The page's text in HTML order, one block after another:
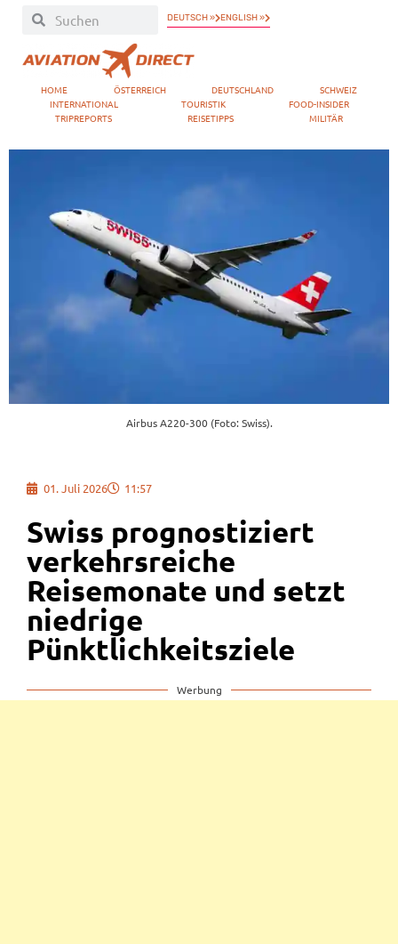
DEUTSCH » ENGLISH »
HOME ÖSTERREICH DEUTSCHLAND
SCHWEIZ
INTERNATIONAL
TOURISTIK
FOOD-INSIDER
TRIPREPORTS
REISETIPPS MILITÄR
Airbus A220-300 (Foto: Swiss).
01. Juli 2026 11:57
Swiss prognostiziert
verkehrsreiche
Reisemonate und setzt
niedrige
Pünktlichkeitsziele
Werbung